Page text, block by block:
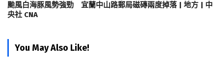
颱風白海豚風勢強勁 宜蘭中山路郵局磁磚兩度掉落 | 地方 | 中
央社 CNA
You May Also Like!